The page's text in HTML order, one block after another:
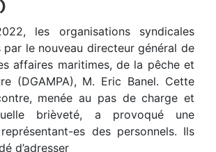
les organisations syndicales
par le nouveau directeur général de
affaires maritimes, de la pêche et
(DGAMPA), M. Eric Banel. Cette
menée au pas de charge et
brièveté, a provoqué une
es des personnels. Ils
d’adresser